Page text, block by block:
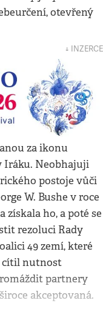
otevřený
↓ INZERCE
za ikonu
Iráku. Neobhajuji
postoje vůči
W. Bushe v roce
získala ho, a poté se
rezoluci Rady
49 zemí, které
cítil nutnost
partnery
akceptovaná.